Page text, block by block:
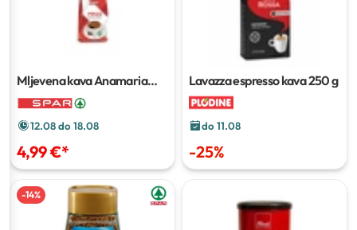
Mljevena kava Anamaria
250 g
12.08 do 18.08
4,99 €*
Lavazza espresso kava250 g
do 11.08
-25%
-14%